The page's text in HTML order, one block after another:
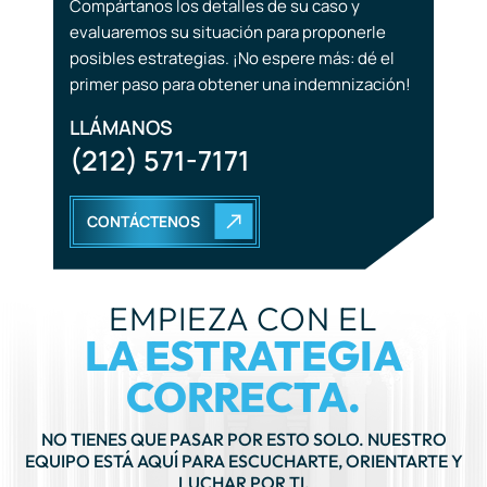
LLÁMANOS
(212) 571-7171
CONTÁCTENOS
EMPIEZA CON EL
LA ESTRATEGIA
CORRECTA.
NO TIENES QUE PASAR POR ESTO SOLO. NUESTRO
EQUIPO ESTÁ AQUÍ PARA ESCUCHARTE, ORIENTARTE Y
LUCHAR POR TI.
(212) 571-7171